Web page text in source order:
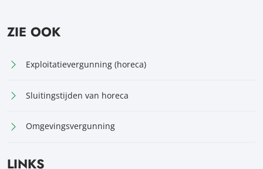
ZIE OOK
Exploitatievergunning (horeca)
Sluitingstijden van horeca
Omgevingsvergunning
LINKS